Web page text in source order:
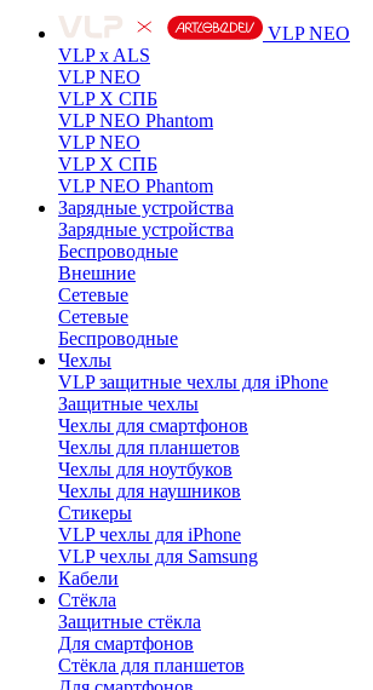
VLP NEO
VLP x ALS
VLP NEO
VLP X СПБ
VLP NEO Phantom
VLP NEO
VLP X СПБ
VLP NEO Phantom
Зарядные устройства
Зарядные устройства
Беспроводные
Внешние
Сетевые
Сетевые
Беспроводные
Чехлы
VLP защитные чехлы для iPhone
Защитные чехлы
Чехлы для смартфонов
Чехлы для планшетов
Чехлы для ноутбуков
Чехлы для наушников
Стикеры
VLP чехлы для iPhone
VLP чехлы для Samsung
Кабели
Стёкла
Защитные стёкла
Для смартфонов
Стёкла для планшетов